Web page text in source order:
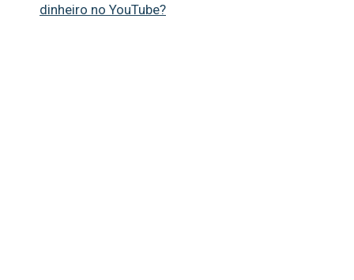
dinheiro no YouTube?